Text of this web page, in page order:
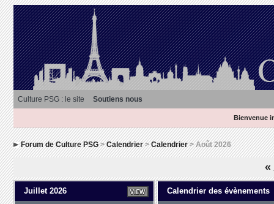
Culture PSG : le site Soutiens nous
Bienvenue
Forum de Culture PSG>Calendrier>Calendrier> Août 2026
«
Juillet 2026 Calendrier des évènements